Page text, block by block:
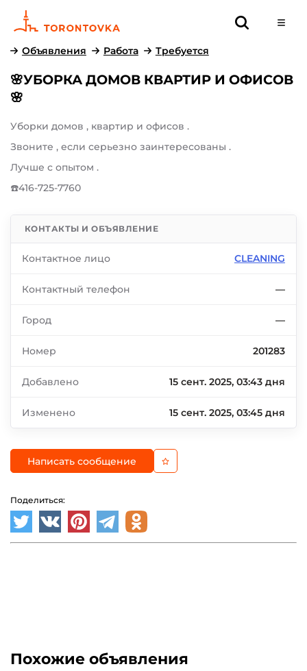
Объявления Работа Требуется
🌸УБОРКА ДОМОВ КВАРТИР И ОФИСОВ
🌸
Уборки домов , квартир и офисов .
Звоните , если серьезно заинтересованы .
Лучше с опытом .
☎️416-725-7760
КОНТАКТЫ И ОБЪЯВЛЕНИЕ
Контактное лицо CLEANING
Контактный телефон —
Город —
Номер 201283
Добавлено 15 сент. 2025, 03:43 дня
Изменено 15 сент. 2025, 03:45 дня
Написать сообщение
Поделиться:
Похожие объявления